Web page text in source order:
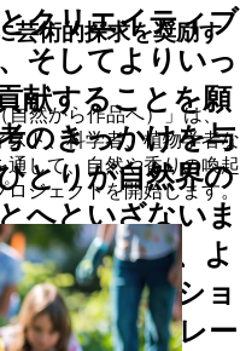
芸術的探求を奨励す
自然から作品へ）」は、
スト、科学者、植物学者な
通して、自然や香りの喚起
ジェクトを開始します。
クリエイティブ
そしてよりいっ
献することを願
のきっかけを与
とりが自然界の
へといざないま
然と対話し、よ
イマジネーショ
はインスピレー